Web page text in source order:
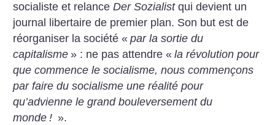
socialiste et relanceDer Sozialistqui devient un
journal libertaire de premier plan. Son but est de
réorganiser la société « par la sortie du
capitalisme » : ne pas attendre « la révolution pour
que commence le socialisme, nous commençons
par faire du socialisme une réalité pour
qu’advienne le grand bouleversement du
monde ! ».